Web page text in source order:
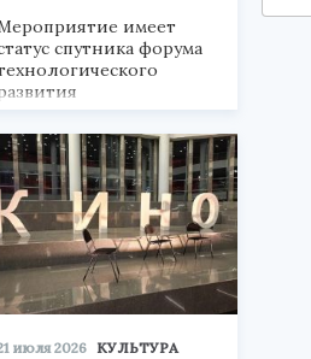
имеет
спутника форума
2026».
июля 2026 КУЛЬТУРА